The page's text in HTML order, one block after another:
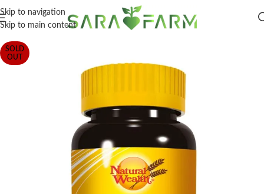
Skip to navigation
Skip to main content
SOLD
OUT